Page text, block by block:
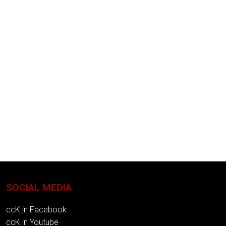
SOCIAL MEDIA
ccK in Facebook
ccK in Youtube